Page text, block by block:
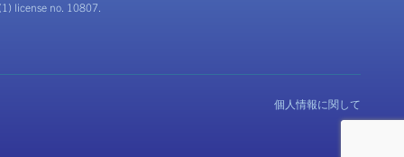
license no. 10807.
個人情報に関して